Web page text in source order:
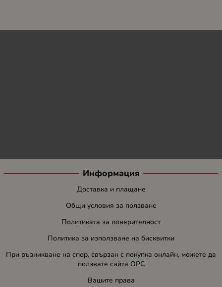
Информация
Доставка и плащане
Общи условия за ползване
Политиката за поверителност
Политика за използване на бисквитки
При възникване на спор, свързан с покупка онлайн, можете да
ползвате сайта ОРС
Вашите права